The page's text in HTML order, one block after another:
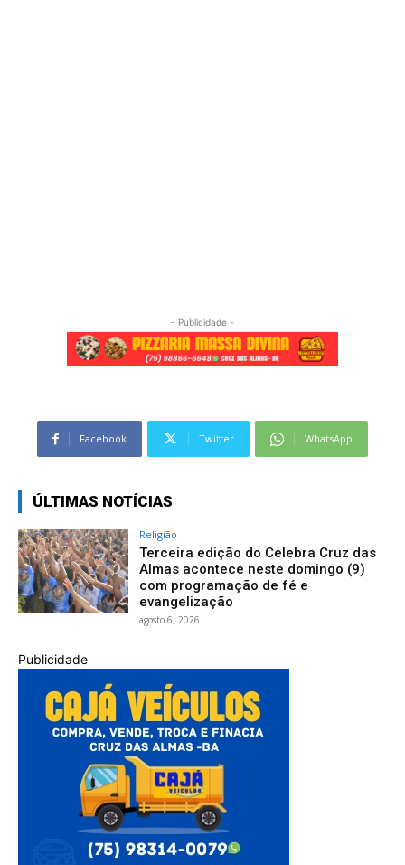
- Publicidade -
Facebook Twitter WhatsApp
ÚLTIMAS NOTÍCIAS
Religião
Terceira edição do Celebra Cruz das
Almas acontece neste domingo (9)
com programação de fé e
evangelização
agosto 6, 2026
Publicidade